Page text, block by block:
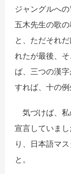
ジャングルへ
五木先生の歌
と、ただそれ
れたが最後、
ば、三つの漢
すれば、十の例
気づけば、私
宣言していま
り、日本語マ
と。